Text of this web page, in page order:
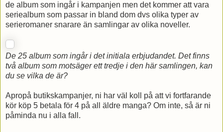
de album som ingår i kampanjen men det kommer att vara
seriealbum som passar in bland dom dvs olika typer av
serieromaner snarare än samlingar av olika noveller.
De 25 album som ingår i det initiala erbjudandet. Det finns
två album som motsäger ett tredje i den här samlingen, kan
du se vilka de är?
Apropå butikskampanjer, ni har väl koll på att vi fortfarande
kör köp 5 betala för 4 på all äldre manga? Om inte, så är ni
påminda nu i alla fall.